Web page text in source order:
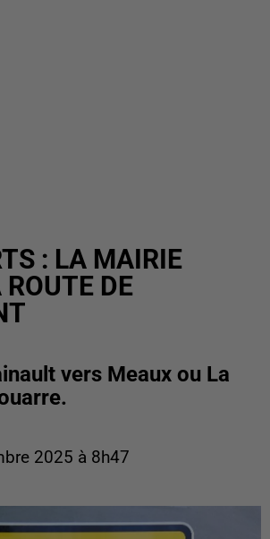
: LA MAIRIE
DE
vers Meaux ou La
2025 à 8h47